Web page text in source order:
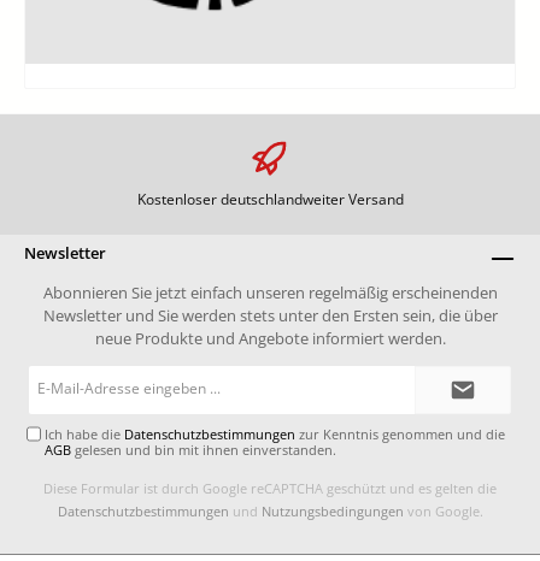
Kostenloser deutschlandweiter Versand
Newsletter
Abonnieren Sie jetzt einfach unseren regelmäßig erscheinenden
Newsletter und Sie werden stets unter den Ersten sein, die über
neue Produkte und Angebote informiert werden.
Ich habe die Datenschutzbestimmungen zur Kenntnis genommen und die
AGB gelesen und bin mit ihnen einverstanden.
Diese Formular ist durch Google reCAPTCHA geschützt und es gelten die
Datenschutzbestimmungen und Nutzungsbedingungen von Google.